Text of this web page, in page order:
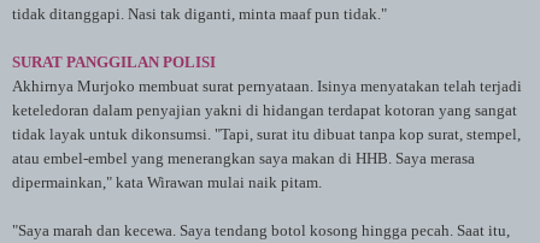
tidak ditanggapi. Nasi tak diganti, minta maaf pun tidak."
SURAT PANGGILAN POLISI
Akhirnya Murjoko membuat surat pernyataan. Isinya menyatakan telah terjadi
keteledoran dalam penyajian yakni di hidangan terdapat kotoran yang sangat
tidak layak untuk dikonsumsi. "Tapi, surat itu dibuat tanpa kop surat, stempel,
atau embel-embel yang menerangkan saya makan di HHB. Saya merasa
dipermainkan," kata Wirawan mulai naik pitam.
"Saya marah dan kecewa. Saya tendang botol kosong hingga pecah. Saat itu,